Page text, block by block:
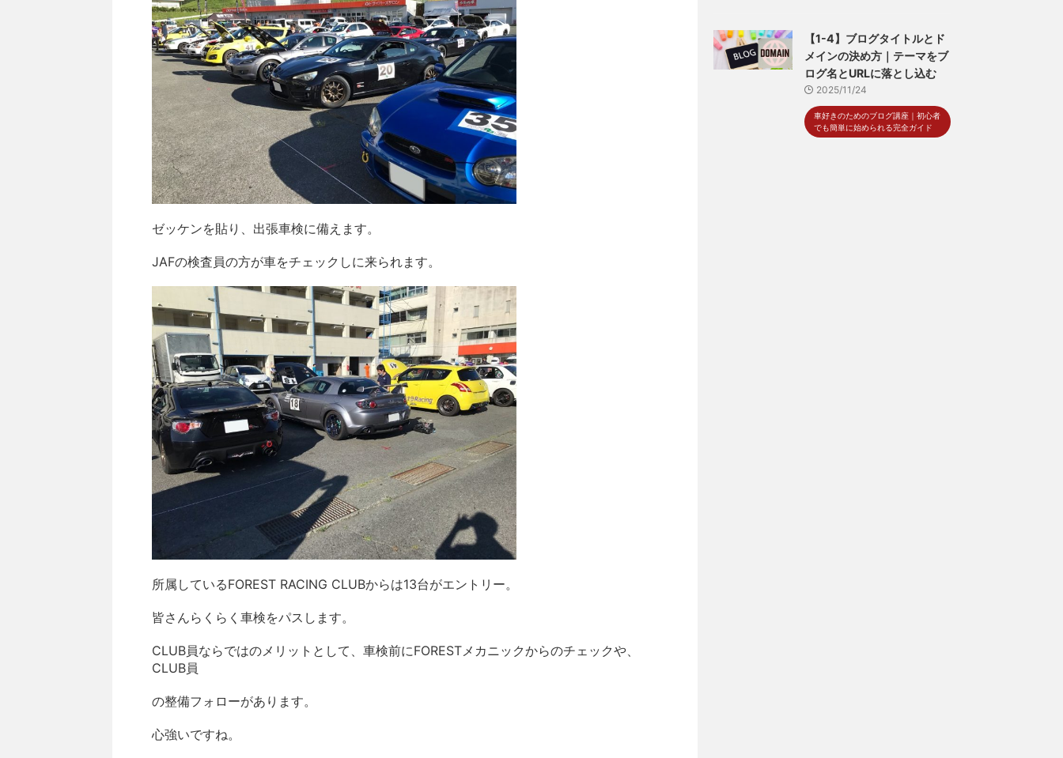
ゼッケンを貼り、出張車検に備えます。
JAFの検査員の方が車をチェックしに来られます。
所属しているFOREST RACING CLUBからは13台がエントリー。
皆さんらくらく車検をパスします。
CLUB員ならではのメリットとして、車検前にFORESTメカニックからのチェックや、
CLUB員
の整備フォローがあります。
心強いですね。
【1-4】ブログタイトルとド
メインの決め方｜テーマをブ
ログ名とURLに落とし込む
2025/11/24
車好きのためのブログ講座｜初心者
でも簡単に始められる完全ガイド